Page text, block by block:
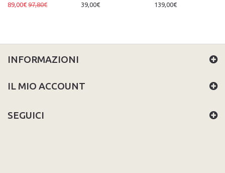
89,00€ 97,80€ 39,00€ 139,00€
INFORMAZIONI
IL MIO ACCOUNT
SEGUICI